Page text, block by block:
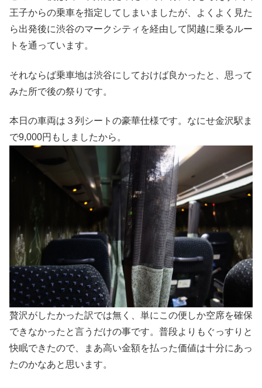
王子からの乗車を指定してしまいましたが、よくよく見た
ら出発後に渋谷のマークシティを経由して関越に乗るルー
トを通っています。
それならば乗車地は渋谷にしておけば良かったと、思って
みた所で後の祭りです。
本日の車両は３列シートの豪華仕様です。なにせ金沢駅ま
で9,000円もしましたから。
贅沢がしたかった訳では無く、単にこの便しか空席を確保
できなかったと言うだけの事です。普段よりもぐっすりと
快眠できたので、まあ高い金額を払った価値は十分にあっ
たのかなあと思います。